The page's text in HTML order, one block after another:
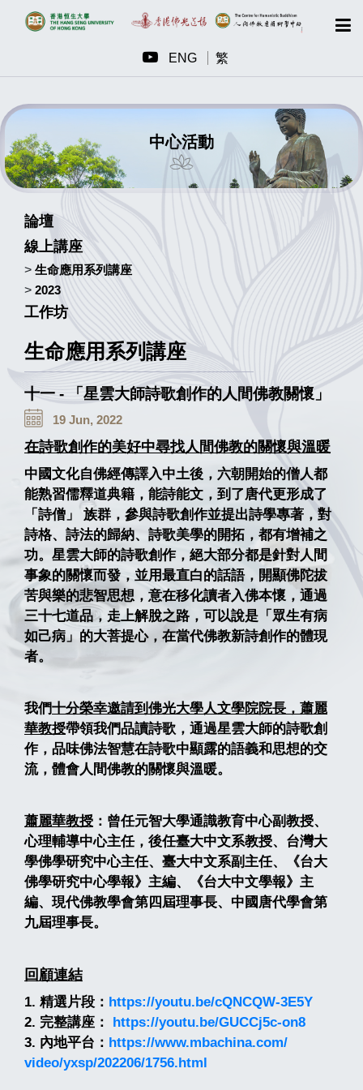
ENG 繁
中心活動
論壇
線上講座
> 生命應用系列講座
> 2023
工作坊
生命應用系列講座
十一 - 「星雲大師詩歌創作的人間佛教關懷」
19 Jun, 2022
在詩歌創作的美好中尋找人間佛教的關懷與溫暖
中國文化自佛經傳譯入中土後， 六朝開始的僧人都
能熟習儒釋道典籍，能詩能文， 到了唐代更形成了
「詩僧」 族群，參與詩歌創作並提出詩學專著，對
詩格、詩法的歸納、 詩歌美學的開拓，都有增補之
功。星雲大師的詩歌創作， 絕大部分都是針對人間
事象的關懷而發，並用最直白的話語， 開顯佛陀拔
苦與樂的悲智思想，意在移化讀者入佛本懷， 通過
三十七道品，走上解脫之路，可以說是「眾生有病
如己病」 的大菩提心，在當代佛教新詩創作的體現
者。
我們十分榮幸邀請到佛光大學人文學院院長，蕭麗
華教授帶領我們品讀詩歌，通過星雲大師的詩歌創
作， 品味佛法智慧在詩歌中顯露的語義和思想的交
流， 體會人間佛教的關懷與溫暖。
蕭麗華教授 ：曾任元智大學通識教育中心副教授、
心理輔導中心主任，後任臺大中文系教授、 台灣大
學佛學研究中心主任、臺大中文系副主任、《台大
佛學研究中心學報》主編、《台大中文學報》主
編、 現代佛教學會第四屆理事長、中國唐代學會第
九屆理事長。
回顧連結
1. 精選片段： https://youtu.be/cQNCQW-3E5Y
2. 完整講座：
https://youtu.be/GUCCj5c-on8
3. 內地平台： https://www.mbachina.com/
video/yxsp/202206/1756.html